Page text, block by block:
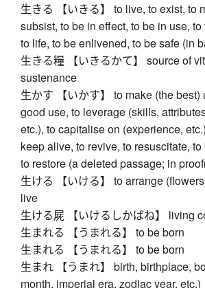
生きる 【いきる】 to live, to exist, to
subsist, to be in effect, to be in use,
to life, to be enlivened, to be safe (in
生きる糧 【いきるかて】 source of
sustenance
生かす 【いかす】 to make (the best)
good use, to leverage (skills,
etc.), to capitalise on (experience,
keep alive, to revive, to resuscitate,
to restore (a deleted passage; in
生ける 【いける】 to arrange
live
生ける屍 【いけるしかばね】 living
生まれる 【うまれる】 to be born
生まれる 【うまれる】 to be born
生まれ 【うまれ】 birth, birthplace,
month, imperial era, zodiac year, etc.)